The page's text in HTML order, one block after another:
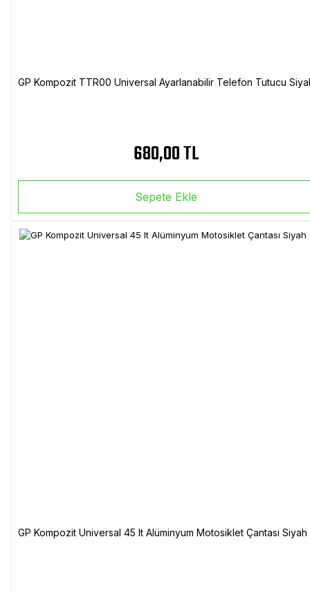
GP Kompozit TTR00 Universal Ayarlanabilir Telefon Tutucu
680,00 TL
Sepete Ekle
GP Kompozit Universal 45 lt Alüminyum Motosiklet Çantası Siyah